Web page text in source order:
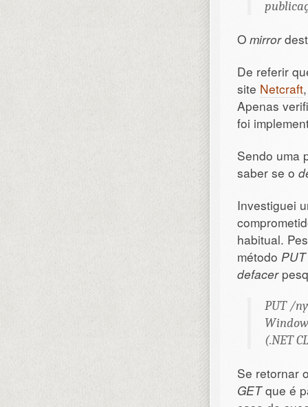
O mirror
De referir
site Netcraft
Apenas
foi
Sendo uma
saber se o
Investiguei
habitual.
método PUT
defacer
PUT /
(.NET
Se retornar
GETque é